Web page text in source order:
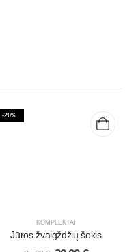
-20%
KOMPLEKTAI
Jūros žvaigždžių šokis